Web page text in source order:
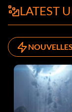
LATEST
NOUVELLES